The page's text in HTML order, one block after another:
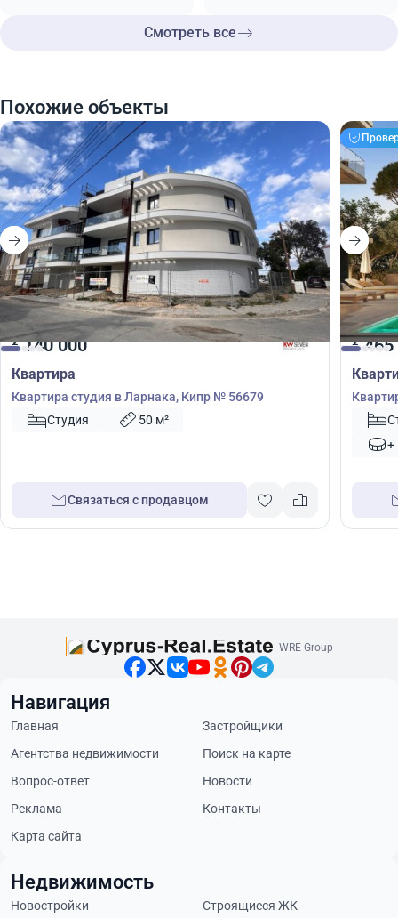
Смотреть все
Похожие объекты
€140 000
Квартира
Квартира студия в Ларнака, Кипр № 56679
Студия
50 м²
Связаться с продавцом
€465
WRE Group
Навигация
Главная
Застройщики
Агентства недвижимости
Поиск на карте
Вопрос-ответ
Новости
Реклама
Контакты
Карта сайта
Недвижимость
Новостройки Строящиеся ЖК